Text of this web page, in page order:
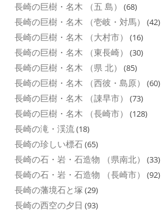
長崎の巨樹・名木 （五 島） (68)
長崎の巨樹・名木 （壱岐・対馬） (42)
長崎の巨樹・名木 （大村市） (16)
長崎の巨樹・名木 （東長崎） (30)
長崎の巨樹・名木 （県 北） (85)
長崎の巨樹・名木 （西彼・島原） (60)
長崎の巨樹・名木 （諌早市） (73)
長崎の巨樹・名木 （長崎市） (128)
長崎の滝・渓流(18)
長崎の珍しい標石(65)
長崎の石・岩・石造物 （県南北） (33)
長崎の石・岩・石造物 （長崎市） (92)
長崎の藩境石と塚 (29)
長崎の西空の夕日 (93)